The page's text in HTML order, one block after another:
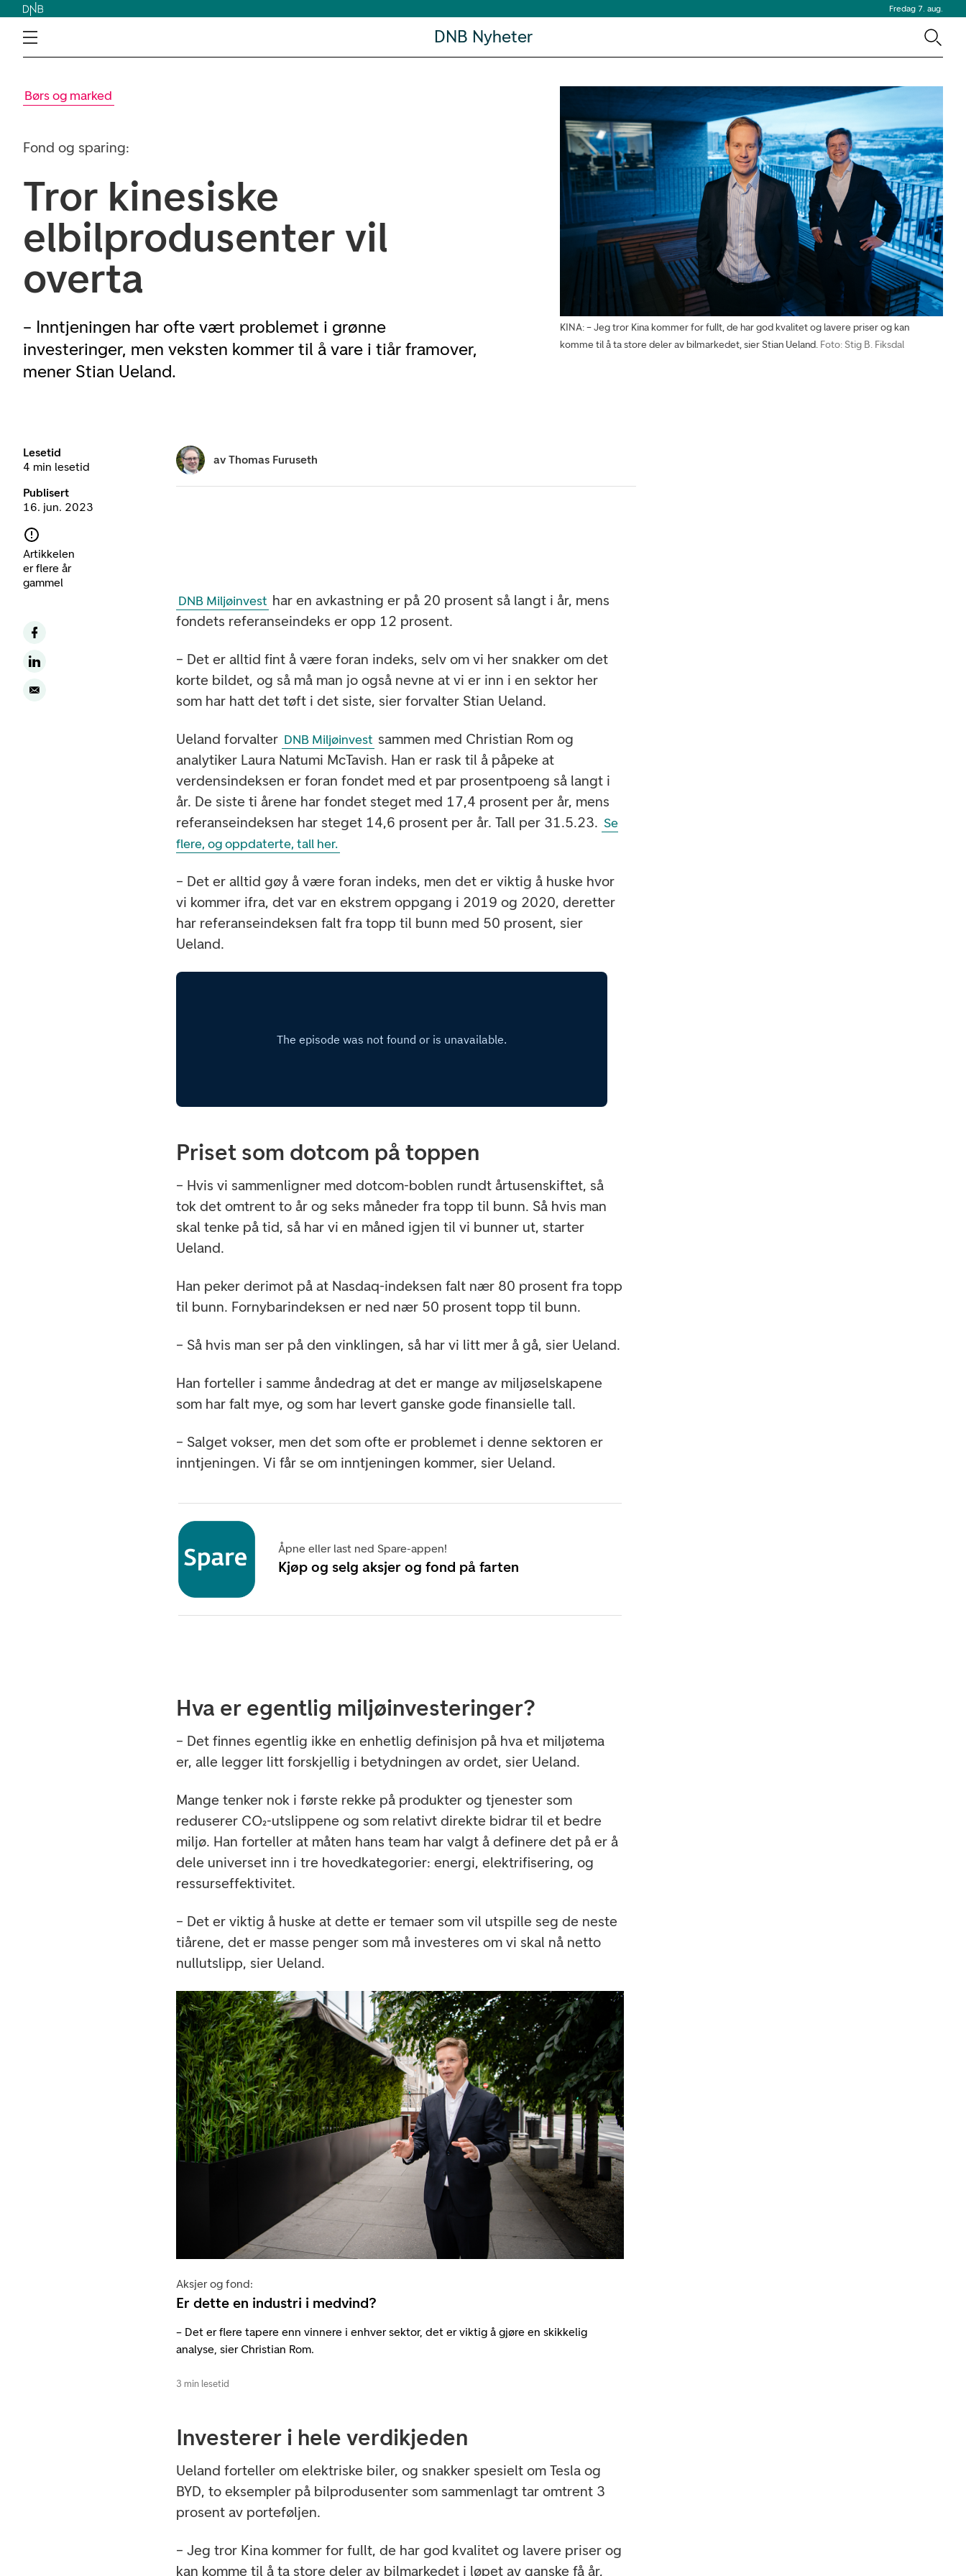
Fredag 7. aug.
DNB Nyheter
Børs og marked
Fond og sparing:
Tror kinesiske
elbilprodusenter vil
overta
– Inntjeningen har ofte vært problemet i grønne
investeringer, men veksten kommer til å vare i tiår framover,
mener Stian Ueland.
KINA: – Jeg tror Kina kommer for fullt, de har god kvalitet og lavere priser og kan
komme til å ta store deler av bilmarkedet, sier Stian Ueland. Foto: Stig B. Fiksdal
Lesetid
4 min lesetid
Publisert
16. jun. 2023
Artikkelen
er flere år
gammel
av Thomas Furuseth
DNB Miljøinvest har en avkastning er på 20 prosent så langt i år, mens
fondets referanseindeks er opp 12 prosent.
– Det er alltid fint å være foran indeks, selv om vi her snakker om det
korte bildet, og så må man jo også nevne at vi er inn i en sektor her
som har hatt det tøft i det siste, sier forvalter Stian Ueland.
Ueland forvalter DNB Miljøinvest sammen med Christian Rom og
analytiker Laura Natumi McTavish. Han er rask til å påpeke at
verdensindeksen er foran fondet med et par prosentpoeng så langt i
år. De siste ti årene har fondet steget med 17,4 prosent per år, mens
referanseindeksen har steget 14,6 prosent per år. Tall per 31.5.23. Se
flere, og oppdaterte, tall her.
– Det er alltid gøy å være foran indeks, men det er viktig å huske hvor
vi kommer ifra, det var en ekstrem oppgang i 2019 og 2020, deretter
har referanseindeksen falt fra topp til bunn med 50 prosent, sier
Ueland.
Priset som dotcom på toppen
– Hvis vi sammenligner med dotcom-boblen rundt årtusenskiftet, så
tok det omtrent to år og seks måneder fra topp til bunn. Så hvis man
skal tenke på tid, så har vi en måned igjen til vi bunner ut, starter
Ueland.
Han peker derimot på at Nasdaq-indeksen falt nær 80 prosent fra topp
til bunn. Fornybarindeksen er ned nær 50 prosent topp til bunn.
– Så hvis man ser på den vinklingen, så har vi litt mer å gå, sier Ueland.
Han forteller i samme åndedrag at det er mange av miljøselskapene
som har falt mye, og som har levert ganske gode finansielle tall.
– Salget vokser, men det som ofte er problemet i denne sektoren er
inntjeningen. Vi får se om inntjeningen kommer, sier Ueland.
Åpne eller last ned Spare-appen!
Kjøp og selg aksjer og fond på farten
Hva er egentlig miljøinvesteringer?
– Det finnes egentlig ikke en enhetlig definisjon på hva et miljøtema
er, alle legger litt forskjellig i betydningen av ordet, sier Ueland.
Mange tenker nok i første rekke på produkter og tjenester som
reduserer CO₂-utslippene og som relativt direkte bidrar til et bedre
miljø. Han forteller at måten hans team har valgt å definere det på er å
dele universet inn i tre hovedkategorier: energi, elektrifisering, og
ressurseffektivitet.
– Det er viktig å huske at dette er temaer som vil utspille seg de neste
tiårene, det er masse penger som må investeres om vi skal nå netto
nullutslipp, sier Ueland.
Aksjer og fond:
Er dette en industri i medvind?
– Det er flere tapere enn vinnere i enhver sektor, det er viktig å gjøre en skikkelig
analyse, sier Christian Rom.
3 min lesetid
Investerer i hele verdikjeden
Ueland forteller om elektriske biler, og snakker spesielt om Tesla og
BYD, to eksempler på bilprodusenter som sammenlagt tar omtrent 3
prosent av porteføljen.
– Jeg tror Kina kommer for fullt, de har god kvalitet og lavere priser og
kan komme til å ta store deler av bilmarkedet i løpet av ganske få år,